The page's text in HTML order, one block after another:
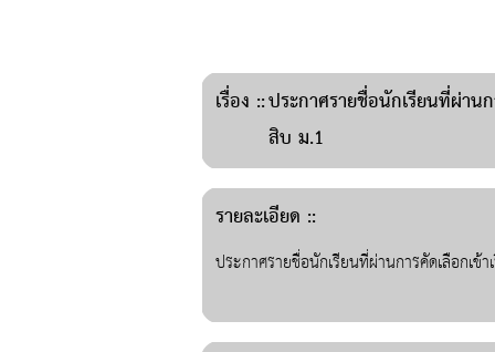
เรื่อง ::ประกาศรายชื่อนักเรียนที่ผ่าน
สิบ ม.1
รายละเอียด ::
ประกาศรายชื่อนักเรียนที่ผ่านการคัดเลือกเข้